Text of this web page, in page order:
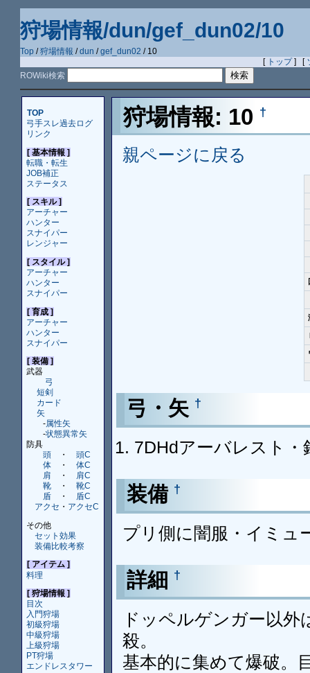
狩場情報/dun/gef_dun02/10
Top /狩場情報 /dun /gef_dun02 / 10
[ トップ] [
ROWiki検索
TOP
弓手スレ過去ログ
リンク
[ 基本情報 ]
転職・転生
JOB補正
ステータス
[ スキル ]
アーチャー
ハンター
スナイパー
レンジャー
[ スタイル ]
アーチャー
ハンター
スナイパー
[ 育成 ]
アーチャー
ハンター
スナイパー
[ 装備 ]
武器
弓
短剣
カード
矢
-属性矢
-状態異常矢
防具
頭
・
頭C
体
・
体C
肩
・
肩C
靴
・
靴C
盾
・
盾C
アクセ ・ アクセC
その他
セット効果
装備比較考察
[ アイテム ]
料理
[ 狩場情報 ]
目次
入門狩場
初級狩場
中級狩場
上級狩場
PT狩場
エンドレスタワー
狩場情報: 10 †
親ページに戻る
弓・矢 †
7DHdアーバレスト・
装備 †
プリ側に闇服・イミュ
詳細 †
ドッペルゲンガー以
殺。
基本的に集めて爆破。